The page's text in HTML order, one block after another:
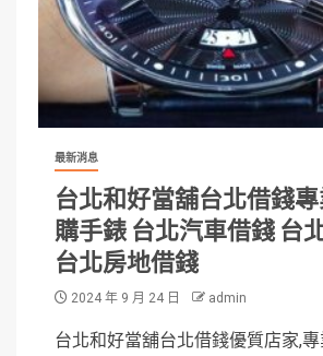
最新消息
台北和好當舖台北借錢
購手錶 台北汽車借錢 台
台北房地借錢
2024 年 9 月 24 日 admin
台北和好當舖台北借錢優質店家,專